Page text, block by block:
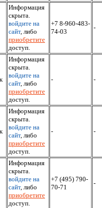
Информация
скрыта.
войдите на
сайт, либо
приобретите
доступ.
+7 8-960-483-
74-03
-
Информация
скрыта.
войдите на
сайт, либо
приобретите
доступ.
- -
Информация
скрыта.
войдите на
сайт, либо
приобретите
доступ.
- -
Информация
скрыта.
войдите на
сайт, либо
приобретите
доступ.
+7 (495) 790-
70-71
-